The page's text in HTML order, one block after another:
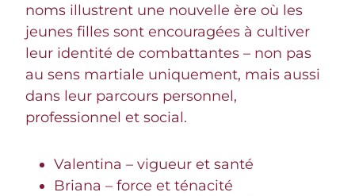
noms illustrent une nouvelle ère où les
jeunes filles sont encouragées à cultiver
leur identité de combattantes – non pas
au sens martiale uniquement, mais aussi
dans leur parcours personnel,
professionnel et social.
Valentina – vigueur et santé
Briana – force et ténacité